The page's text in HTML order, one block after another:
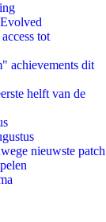
tot
achievements dit
helft van de
nieuwste patch